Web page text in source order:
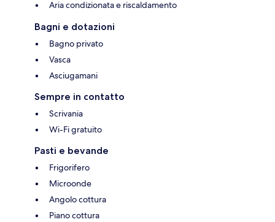
Aria condizionata e riscaldamento
Bagni e dotazioni
Bagno privato
Vasca
Asciugamani
Sempre in contatto
Scrivania
Wi-Fi gratuito
Pasti e bevande
Frigorifero
Microonde
Angolo cottura
Piano cottura